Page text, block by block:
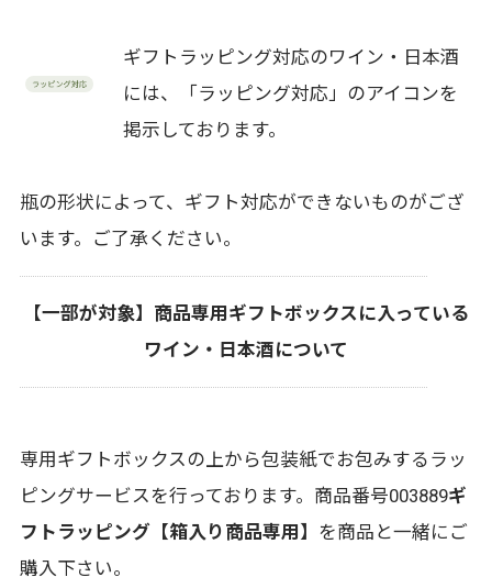
ギフトラッピング対応のワイン・日本酒
には、「ラッピング対応」のアイコンを
掲示しております。
瓶の形状によって、ギフト対応ができないものがござ
います。ご了承ください。
【一部が対象】商品専用ギフトボックスに入っている
ワイン・日本酒について
専用ギフトボックスの上から包装紙でお包みするラッ
ピングサービスを行っております。商品番号003889ギ
フトラッピング【箱入り商品専用】 を商品と一緒にご
購入下さい。